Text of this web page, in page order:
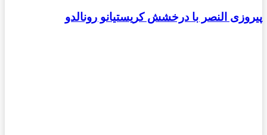
پیروزی النصر با درخشش کریستیانو رونالدو